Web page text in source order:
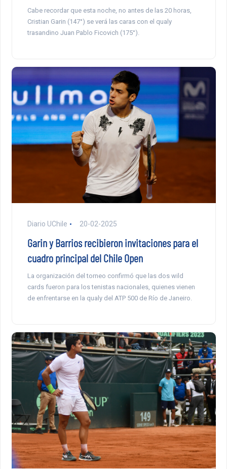
Cabe recordar que esta noche, no antes de las 20 horas,
Cristian Garin (147°) se verá las caras con el qualy
trasandino Juan Pablo Ficovich (175°).
Diario UChile 20-02-2025
Garin y Barrios recibieron invitaciones para el
cuadro principal del Chile Open
La organización del torneo confirmó que las dos wild
cards fueron para los tenistas nacionales, quienes vienen
de enfrentarse en la qualy del ATP 500 de Río de Janeiro.